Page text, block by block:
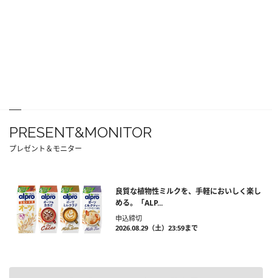
PRESENT&MONITOR
プレゼント＆モニター
良質な植物性ミルクを、手軽においしく楽し
める。「ALP...
申込締切
2026.08.29（土）23:59まで